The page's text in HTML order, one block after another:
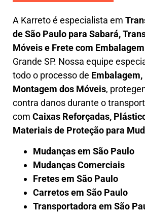
A Karretoé especialista em
de São Paulo para Sabará,
Móveis e Frete com
Grande SP. Nossa equipe
todo o processo de
Montagem dos Móveis,
contra danos durante o
com Caixas Reforçadas,
Materiais de Proteção para
Mudanças em São Paulo
Mudanças Comerciais
Fretes em São Paulo
Carretos em São Paulo
Transportadora em São